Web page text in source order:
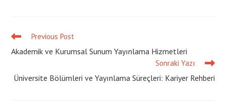
Read
articles
Previous Post
Akademik ve Kurumsal Sunum Yayınlama Hizmetleri
Sonraki Yazı
Üniversite Bölümleri ve Yayınlama Süreçleri: Kariyer Rehberi